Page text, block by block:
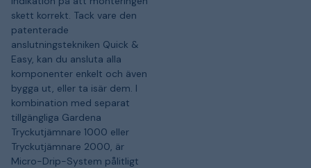
skett korrekt. Tack vare den
patenterade
anslutningstekniken Quick &
Easy, kan du ansluta alla
komponenter enkelt och även
bygga ut, eller ta isär dem. I
kombination med separat
tillgängliga Gardena
Tryckutjämnare 1000 eller
Tryckutjämnare 2000, är
Micro-Drip-System pålitligt